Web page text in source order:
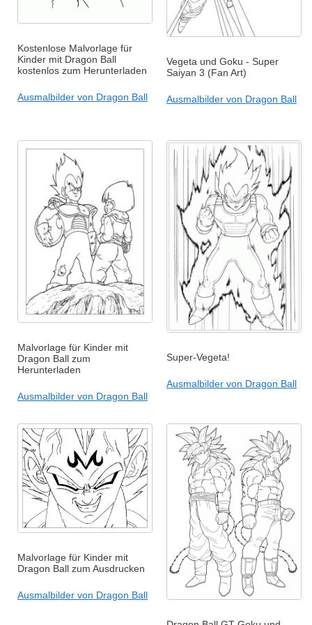
Kostenlose Malvorlage für
Kinder mit Dragon Ball
kostenlos zum Herunterladen
Ausmalbilder von Dragon Ball
Vegeta und Goku - Super
Saiyan 3 (Fan Art)
Ausmalbilder von Dragon Ball
Malvorlage für Kinder mit
Dragon Ball zum
Herunterladen
Ausmalbilder von Dragon Ball
Super-Vegeta!
Ausmalbilder von Dragon Ball
Malvorlage für Kinder mit
Dragon Ball zum Ausdrucken
Ausmalbilder von Dragon Ball